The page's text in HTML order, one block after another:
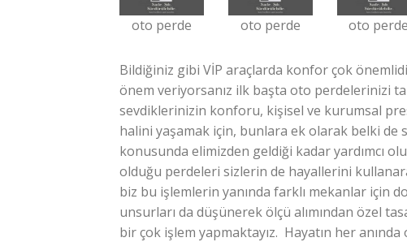
oto perde oto perde oto perde
Bildiğiniz gibi VİP araçlarda konfor çok
önem veriyorsanız ilk başta oto perdelerinizi
sevdiklerinizin konforu, kişisel ve kurumsal
halini yaşamak için, bunlara ek olarak belki de
konusunda elimizden geldiği kadar yardımcı
olduğu perdeleri sizlerin de hayallerini
biz bu işlemlerin yanında farklı mekanlar için
unsurları da düşünerek ölçü alımından özel
bir çok işlem yapmaktayız. Hayatın her